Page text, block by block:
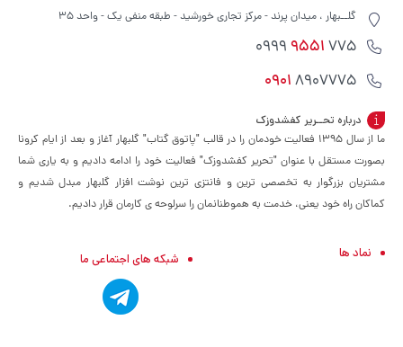
گلــبهار ، میدان پرند - مرکز تجاری خورشید - طبقه منفی یک - واحد 35
9551775 0999
09018907775
درباره تحــریر کفشدوزک
ما از سال ۱۳۹۵ فعالیت خودمان را در قالب "پاتوق گتاب" گلبهار آغاز و بعد از ایام کرونا
بصورت مستقل با عنوان "تحریر کفشدوزک" فعالیت خود را ادامه دادیم و به یاری شما
مشتریان بزرگوار به تخصصی ترین و فانتزی ترین نوشت افزار گلبهار مبدل شدیم و
کماکان راه خود یعنی، خدمت به هموطنانمان را سرلوحه ی کارمان قرار دادیم.
نماد ها شبکه های اجتماعی ما